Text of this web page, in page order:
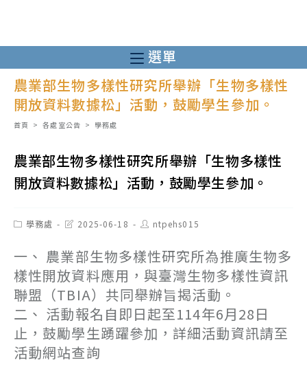
至
主
選單
農業部生物多樣性研究所舉辦「生物多樣性
開放資料數據松」活動，鼓勵學生參加。
首頁 > 各處室公告 > 學務處
農業部生物多樣性研究所舉辦「生物多樣性
開放資料數據松」活動，鼓勵學生參加。
Post學務處
Post2025-06-18
Post
author:
ntpehs015
一、 農業部生物多樣性研究所為推廣生物多
樣性開放資料應用，與臺灣生物多樣性資訊
聯盟（TBIA）共同舉辦旨揭活動。
二、 活動報名自即日起至114年6月28日
止，鼓勵學生踴躍參加，詳細活動資訊請至
活動網站查詢